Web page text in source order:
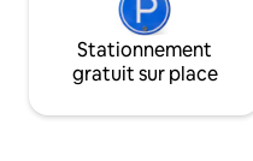
Stationnement
gratuit sur place